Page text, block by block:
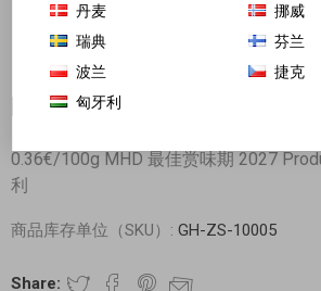
限购一袋! I-Sushi 东北大米 5kg
0.36€/100g MHD 最佳赏味期 2027
利
商品库存单位（SKU）: GH-ZS-10005
Share:
丹麦
挪威
瑞典
芬兰
波兰
捷克
匈牙利